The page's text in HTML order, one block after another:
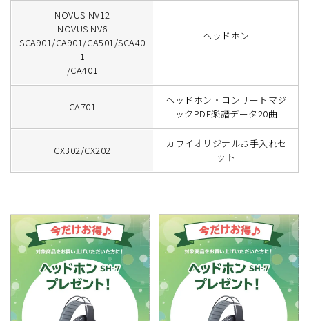
NOVUS NV12
NOVUS NV6
SCA901/CA901/CA501/SCA40
1
/CA401
ヘッドホン
CA701
ヘッドホン・コンサートマジ
ックPDF楽譜データ20曲
CX302/CX202
カワイオリジナルお手入れセ
ット